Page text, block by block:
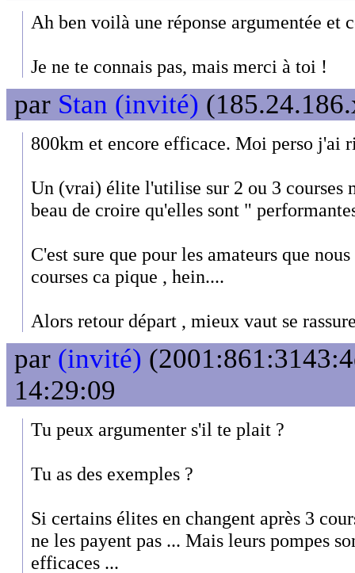
Ah ben voilà une réponse argumentée et
Je ne te connais pas, mais merci à toi !
par Stan (invité)
800km et encore efficace. Moi perso j'ai
Un (vrai) élite l'utilise sur 2 ou 3 courses
beau de croire qu'elles sont "
C'est sure que pour les amateurs que
courses ca pique , hein....
Alors retour départ , mieux vaut se
par (invité)
14:29:09
Tu peux argumenter s'il te plait ?
Tu as des exemples ?
Si certains élites en changent après 3
ne les payent pas ... Mais leurs pompes
efficaces ...